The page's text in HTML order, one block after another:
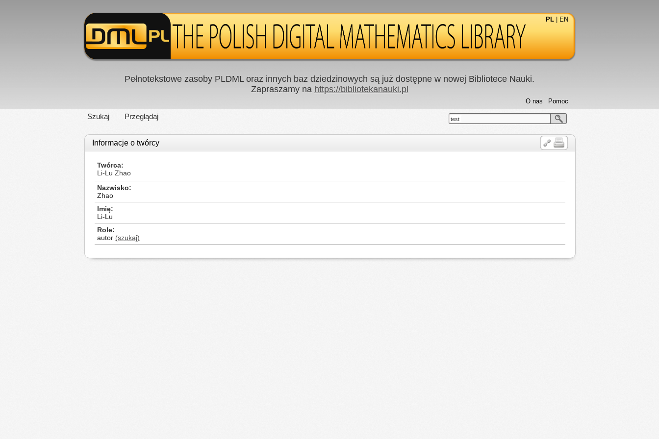
PL EN
Pełnotekstowe zasoby PLDML oraz innych baz dziedzinowych są już dostępne w nowej Bibliotece Nauki.
Zapraszamy na https://bibliotekanauki.pl
Szukaj Przeglądaj
Pomoc
O nas
test
Informacje o twórcy
Twórca
Li-Lu Zhao
Nazwisko
Zhao
Imię
Li-Lu
Role
autor (szukaj)